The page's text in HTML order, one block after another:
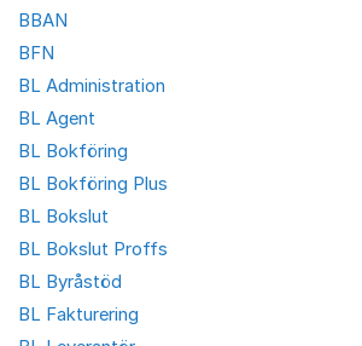
BBAN
BFN
BL Administration
BL Agent
BL Bokföring
BL Bokföring Plus
BL Bokslut
BL Bokslut Proffs
BL Byråstöd
BL Fakturering